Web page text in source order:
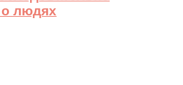
о людях